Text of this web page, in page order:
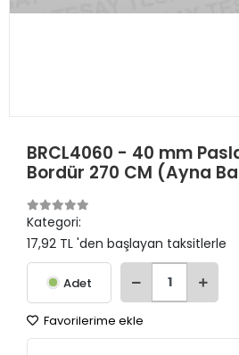
BRCL4060 - 40 mm
Bordür 270 CM (Ayna
Kategori:
17,92 TL 'den başlayan taksitlerle
Adet
Favorilerime ekle